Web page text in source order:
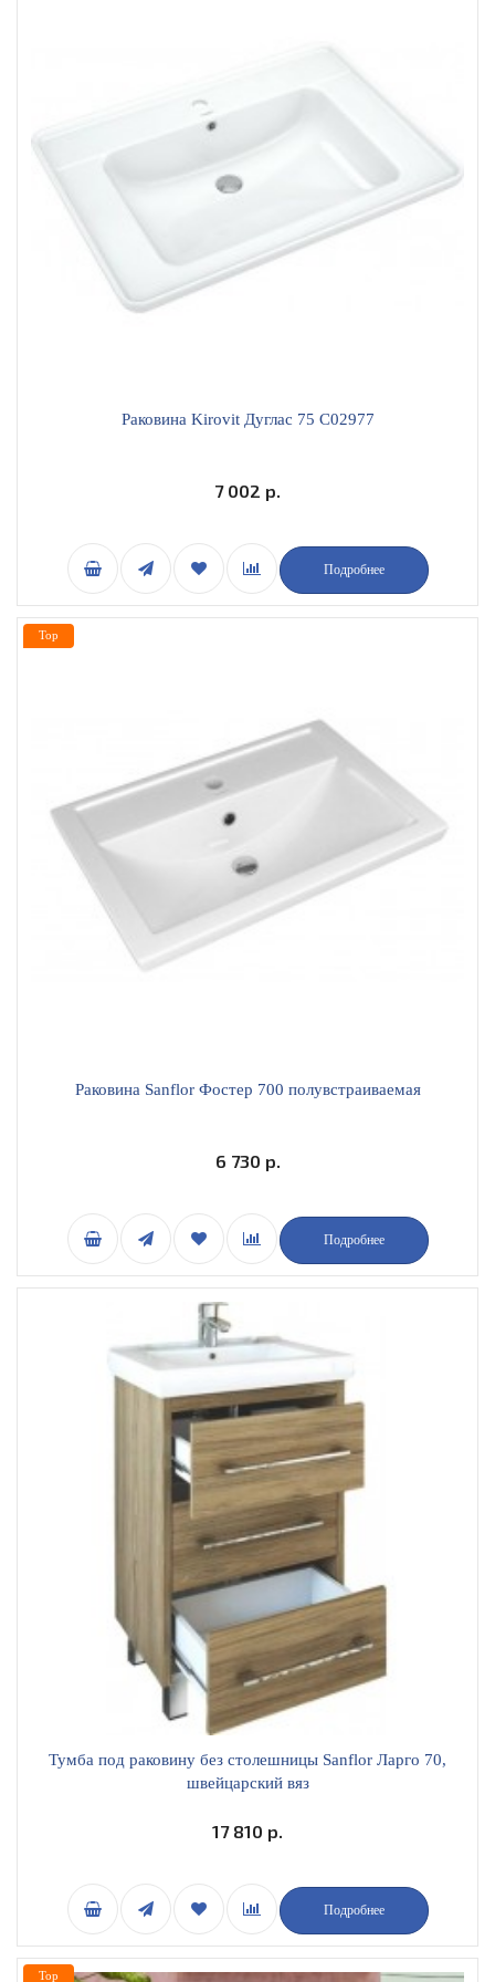
Раковина Kirovit Дуглас 75 С02977
7 002 р.
Подробнее
Раковина Sanflor Фостер 700 полувстраиваемая
6 730 р.
Подробнее
Top
Тумба под раковину без столешницы Sanflor Ларго 70,
швейцарский вяз
17 810 р.
Подробнее
Top